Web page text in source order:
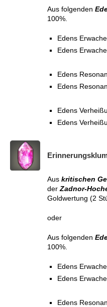
Aus folgenden
100%.
Edens
Edens
Edens
Edens
Edens
Edens
Aus kritischen
der Zadnor-
Goldwertung (2
oder
Aus folgenden
100%.
Edens
Edens
Edens